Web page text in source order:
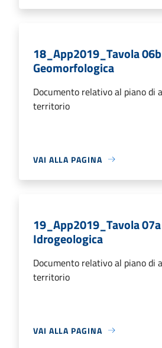
18_App2019_Tavola
Geomorfologica
Documento relativo al piano di
territorio
VAI ALLA PAGINA
19_App2019_Tavola
Idrogeologica
Documento relativo al piano di
territorio
VAI ALLA PAGINA